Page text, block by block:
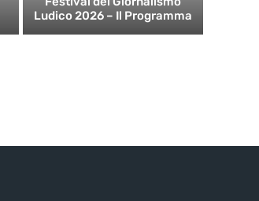
Ludico 2026 – Il Programma